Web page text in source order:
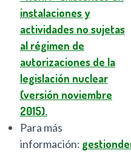
instalaciones y
actividades no sujetas
al régimen de
autorizaciones de la
legislación nuclear
(versión noviembre
2015).
Para más
información: